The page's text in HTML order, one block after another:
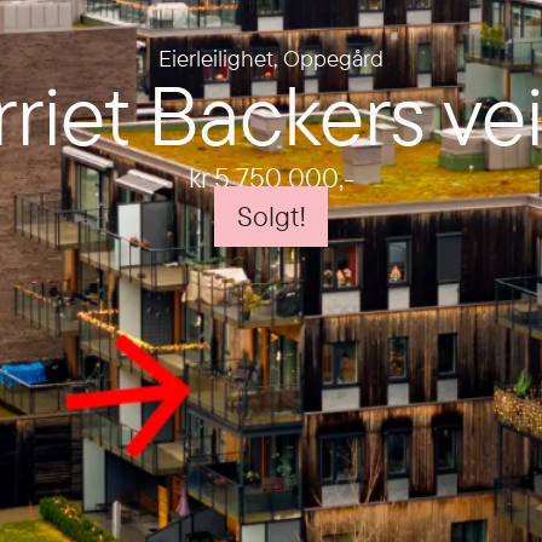
Eierleilighet,Oppegård
Backers
kr 5 750 000,-
Solgt!